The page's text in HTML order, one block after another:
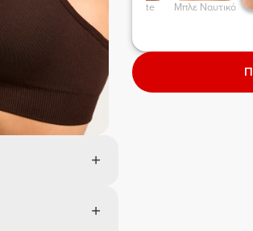
Μαύρο Off White Μπλε Ναυτικό